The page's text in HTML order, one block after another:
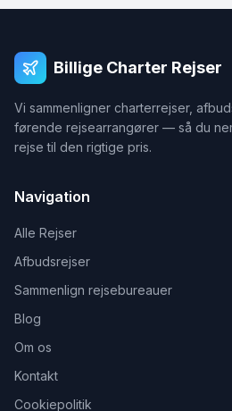
Billige Charter Rejser
Vi sammenligner charterrejser,
førende rejsearrangører — så du
rejse til den rigtige pris.
Navigation
Alle Rejser
Afbudsrejser
Sammenlign rejsebureauer
Blog
Om os
Kontakt
Cookiepolitik